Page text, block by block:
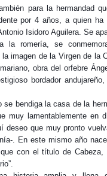
para la hermandad
por 4 años, a quien
Isidoro Aguilera. Se
la romería, se
imagen de la Virgen de la
obra del orfebre
bordador
se bendiga la casa de la
muy lamentablemente en
deseo que muy pronto
. En este mismo año
con el título de